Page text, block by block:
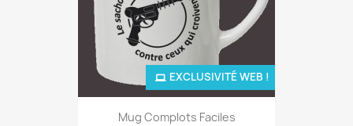
Mug Complots Faciles
EXCLUSIVITÉ WEB !